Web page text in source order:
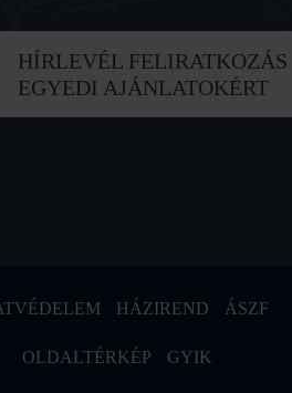
HÍRLEVÉL FELIRATKOZÁS
EGYEDI AJÁNLATOKÉRT
HÁZIREND ÁSZF
OLDALTÉRKÉP GYIK